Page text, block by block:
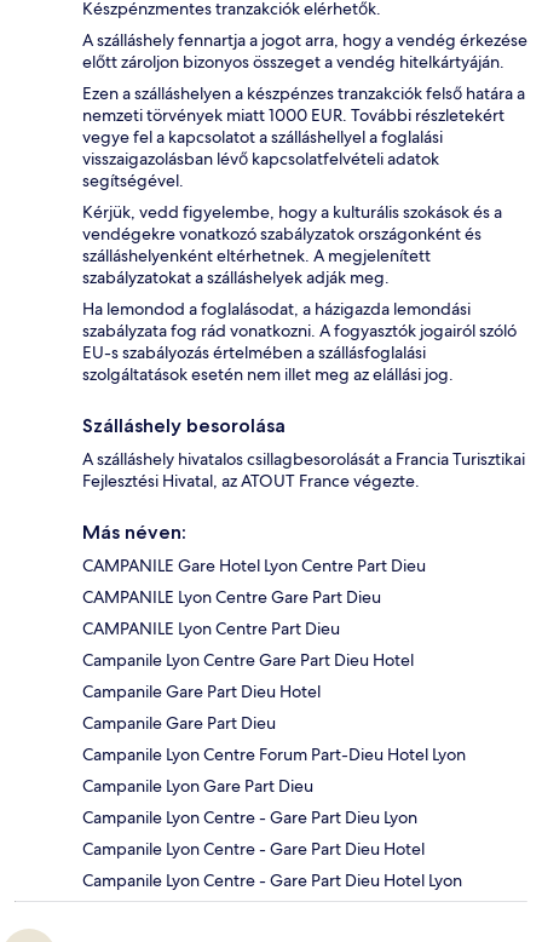
Készpénzmentes tranzakciók elérhetők.
A szálláshely fennartja a jogot arra, hogy a vendég érkezése
előtt zároljon bizonyos összeget a vendég hitelkártyáján.
Ezen a szálláshelyen a készpénzes tranzakciók felső határa a
nemzeti törvények miatt 1000 EUR. További részletekért
vegye fel a kapcsolatot a szálláshellyel a foglalási
visszaigazolásban lévő kapcsolatfelvételi adatok
segítségével.
Kérjük, vedd figyelembe, hogy a kulturális szokások és a
vendégekre vonatkozó szabályzatok országonként és
szálláshelyenként eltérhetnek. A megjelenített
szabályzatokat a szálláshelyek adják meg.
Ha lemondod a foglalásodat, a házigazda lemondási
szabályzata fog rád vonatkozni. A fogyasztók jogairól szóló
EU-s szabályozás értelmében a szállásfoglalási
szolgáltatások esetén nem illet meg az elállási jog.
Szálláshely besorolása
A szálláshely hivatalos csillagbesorolását a Francia Turisztikai
Fejlesztési Hivatal, az ATOUT France végezte.
Más néven:
CAMPANILE Gare Hotel Lyon Centre Part Dieu
CAMPANILE Lyon Centre Gare Part Dieu
CAMPANILE Lyon Centre Part Dieu
Campanile Lyon Centre Gare Part Dieu Hotel
Campanile Gare Part Dieu Hotel
Campanile Gare Part Dieu
Campanile Lyon Centre Forum Part-Dieu Hotel Lyon
Campanile Lyon Gare Part Dieu
Campanile Lyon Centre - Gare Part Dieu Lyon
Campanile Lyon Centre - Gare Part Dieu Hotel
Campanile Lyon Centre - Gare Part Dieu Hotel Lyon